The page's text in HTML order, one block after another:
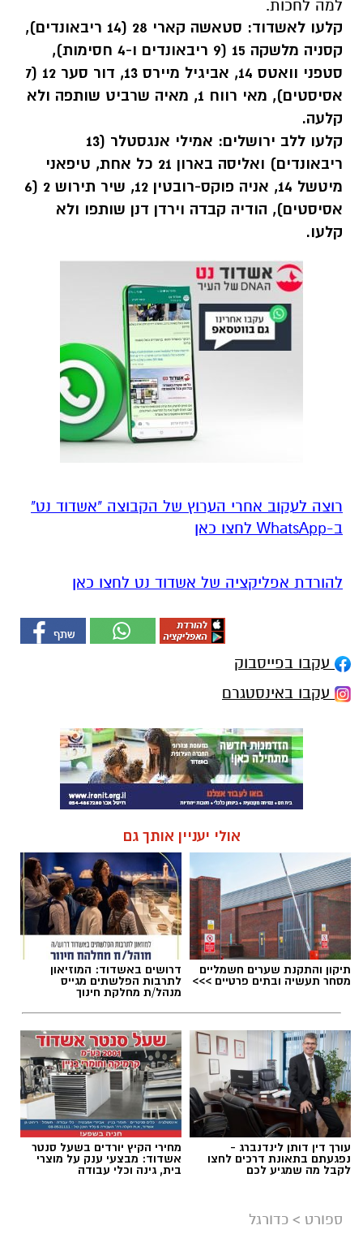
למה לחכות.
קלעו לאשדוד: סטאשה קארי 28 (14 ריבאונדים),
קסניה מלשקה 15 (9 ריבאונדים ו-4 חסימות),
סטפני וואטס 14, אביגיל מיירס 13, דור סער 12 (7
אסיסטים), מאי רווח 1, מאיה שרביט שותפה ולא
קלעה.
קלעו ללב ירושלים: אמילי אנגסטלר (13
ריבאונדים) ואליסה בארון 21 כל אחת, טיפאני
מיטשל 14, אניה פוקס-רובטין 12, שיר תירוש 2 (6
אסיסטים), הודיה קבדה וירדן דנן שותפו ולא
קלעו.
רוצה לעקוב אחרי הערוץ של הקבוצה "אשדוד נט"
ב-WhatsApp לחצו כאן
להורדת אפליקציה של אשדוד נט לחצו כאן
עקבו בפייסבוק
עקבו באינסטגרם
אולי יעניין אותך גם
תיקון והתקנת שערים חשמליים
מסחר תעשיה ובתים פרטיים >>>
דרושים באשדוד: המוזיאון
לתרבות הפלשתים מגייס
מנהל/ת מחלקת חינוך
עורך דין דותן לינדנברג -
נפגעתם בתאונת דרכים לחצו
לקבל מה שמגיע לכם
מחירי הקיץ יורדים בשעל סנטר
אשדוד: מבצעי ענק על מוצרי
בית, גינה וכלי עבודה
ספורט > כדורגל